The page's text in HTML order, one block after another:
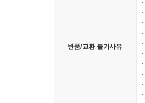
반품/교환 불가사유